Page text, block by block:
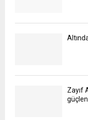
Zayıf